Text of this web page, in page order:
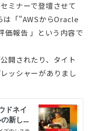
ミナーで登壇させて
は「"AWSからOracle
価報告 」という内容で
開されたり、タイト
ッシャーがありまし